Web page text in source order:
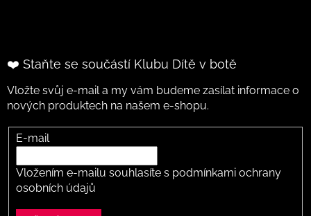
❤️ Staňte se součástí Klubu Dítě v botě
Vložte svůj e-mail a my vám budeme zasílat informace o
nových produktech na našem e-shopu.
E-mail
Vložením e-mailu souhlasíte s podmínkami ochrany
osobních údajů